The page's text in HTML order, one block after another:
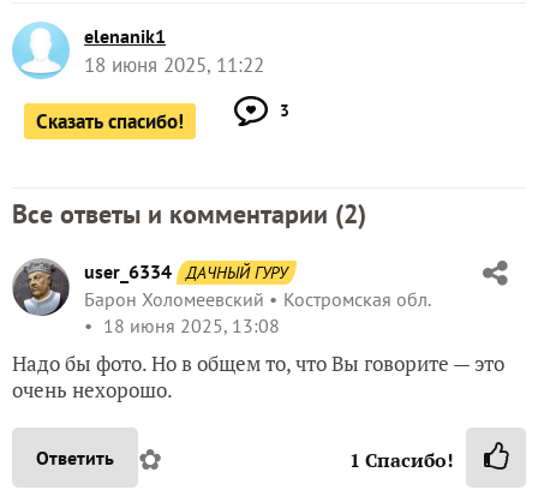
elenanik1
18 июня 2025, 11:22
Сказать спасибо! 3
Все ответы и комментарии (2)
user_6334 ДАЧНЫЙ ГУРУ
Барон Холомеевский
Костромская обл.
18 июня 2025, 13:08
Надо бы фото. Но в общем то, что Вы говорите — это
очень нехорошо.
Ответить ✿ 1 Спасибо!